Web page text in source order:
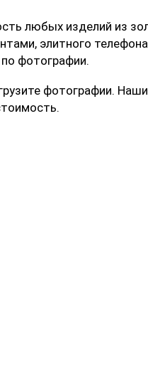
любых изделий из
элитного
фотографии.
фотографии.